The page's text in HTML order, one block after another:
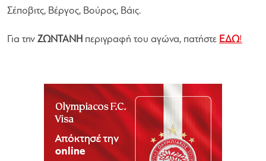
Σέποβιτς, Βέργος, Βούρος, Βάις.
Για την ΖΩΝΤΑΝΗ περιγραφή του αγώνα, πατήστε ΕΔΩ!